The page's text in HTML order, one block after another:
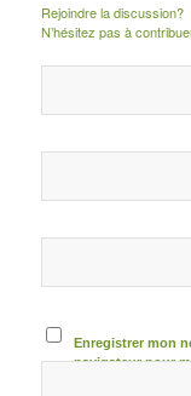
Rejoindre la discussion?
N’hésitez pas à
Enregistrer mon
navigateur pour